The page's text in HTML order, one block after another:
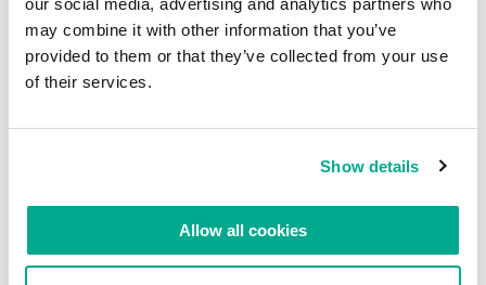
our social media, advertising and analytics partners who
may combine it with other information that you’ve
provided to them or that they’ve collected from your use
of their services.
Show details
Allow all cookies
LIRE LES COMMENTAIRES 0